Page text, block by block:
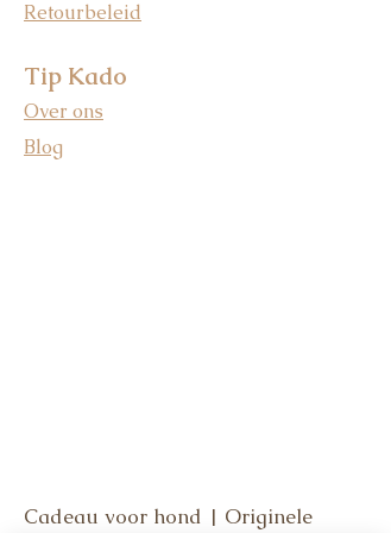
Retourbeleid
Tip Kado
Over ons
Blog
Cadeau voor hond | Originele